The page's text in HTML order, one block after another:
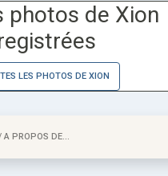
photos de Xion
LES PHOTOS DE XION
A PROPOS DE...